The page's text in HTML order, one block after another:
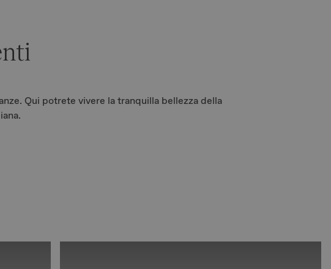
Qui potrete vivere la tranquilla bellezza della